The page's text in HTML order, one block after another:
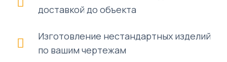
доставкой до объекта
Изготовление нестандартных изделий
по вашим чертежам